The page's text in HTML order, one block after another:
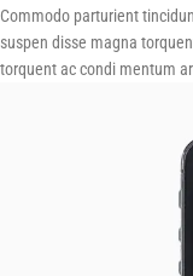
Commodo parturient
suspen disse magna
torquent ac condi mentum